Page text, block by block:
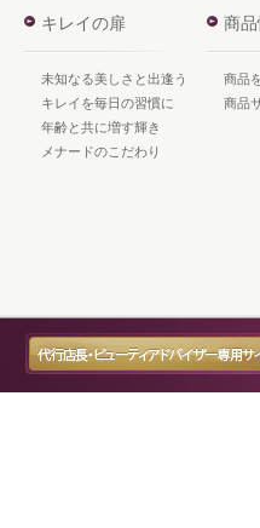
キレイの扉
未知なる美しさと出逢う
キレイを毎日の習慣に
年齢と共に増す輝き
メナードのこだわり
商
商品
商品